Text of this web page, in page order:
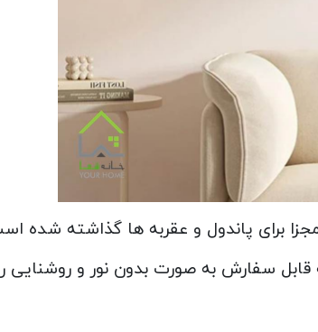
برای پاندول و عقربه ها گذاشته شده
سفارش به صورت بدون نور و روشنایی